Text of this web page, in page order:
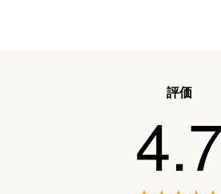
評価
4.7